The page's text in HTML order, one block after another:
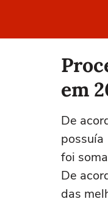
em
De
possuía
foi
De
das